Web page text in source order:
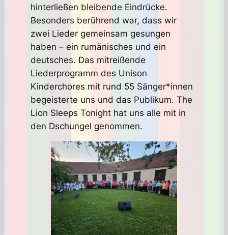
hinterließen bleibende Eindrücke.
Besonders berührend war, dass wir
zwei Lieder gemeinsam gesungen
haben – ein rumänisches und ein
deutsches. Das mitreißende
Liederprogramm des Unison
Kinderchores mit rund 55 Sänger*innen
begeisterte uns und das Publikum. The
Lion Sleeps Tonight hat uns alle mit in
den Dschungel genommen.